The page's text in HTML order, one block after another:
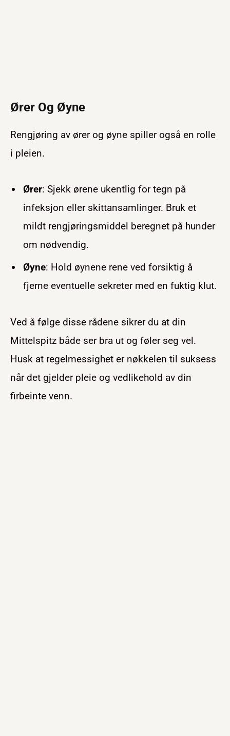
Ører Og Øyne
Rengjøring av ører og øyne spiller også en rolle
i pleien.
Ører: Sjekk ørene ukentlig for tegn på
infeksjon eller skittansamlinger. Bruk et
mildt rengjøringsmiddel beregnet på hunder
om nødvendig.
Øyne: Hold øynene rene ved forsiktig å
fjerne eventuelle sekreter med en fuktig klut.
Ved å følge disse rådene sikrer du at din
Mittelspitz både ser bra ut og føler seg vel.
Husk at regelmessighet er nøkkelen til suksess
når det gjelder pleie og vedlikehold av din
firbeinte venn.